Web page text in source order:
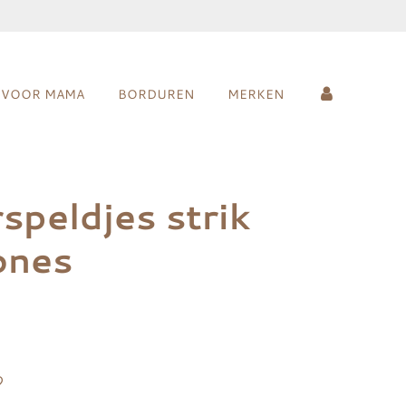
VOOR MAMA BORDUREN MERKEN
strik